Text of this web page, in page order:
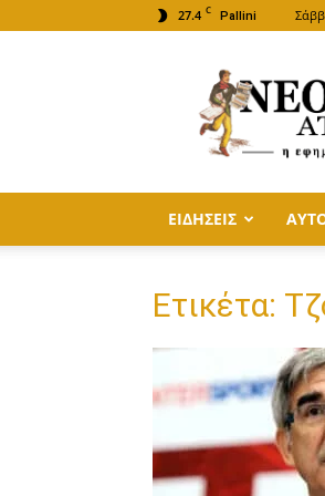
27.4 C Pallini
ΕΙΔΗΣΕΙΣ
Ετικέτα: